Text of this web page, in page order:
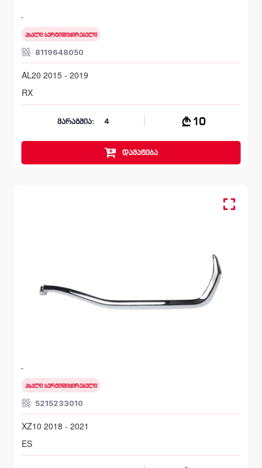
AL20 2015 - 2019
ახალი სერტიფიცირებული
8119648050
AL20 2015 - 2019
RX
მარაგშია: 4 10
დამატება
XZ10 2018 - 2021
ახალი სერტიფიცირებული
5215233010
XZ10 2018 - 2021
ES